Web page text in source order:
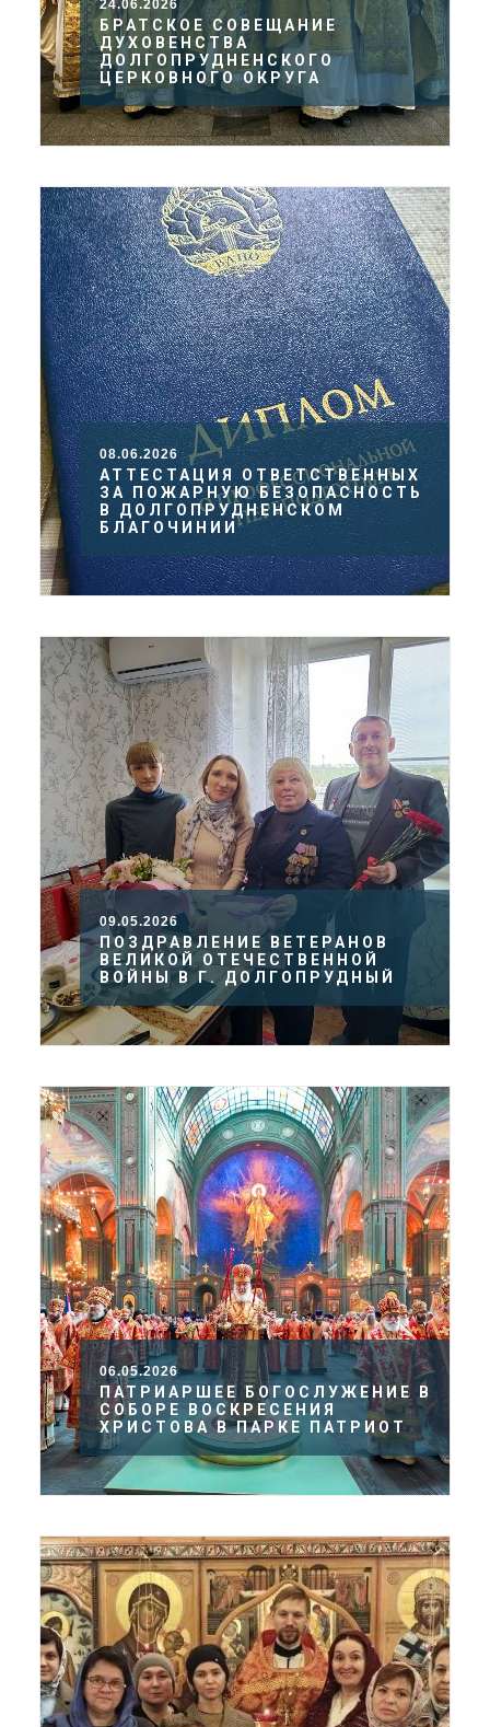
24.06.2026
БРАТСКОЕ СОВЕЩАНИЕ
ДУХОВЕНСТВА
ДОЛГОПРУДНЕНСКОГО
ЦЕРКОВНОГО ОКРУГА
08.06.2026
АТТЕСТАЦИЯ ОТВЕТСТВЕННЫХ
ЗА ПОЖАРНУЮ БЕЗОПАСНОСТЬ
В ДОЛГОПРУДНЕНСКОМ
БЛАГОЧИНИИ
09.05.2026
ПОЗДРАВЛЕНИЕ ВЕТЕРАНОВ
ВЕЛИКОЙ ОТЕЧЕСТВЕННОЙ
ВОЙНЫ В Г. ДОЛГОПРУДНЫЙ
06.05.2026
ПАТРИАРШЕЕ БОГОСЛУЖЕНИЕ В
СОБОРЕ ВОСКРЕСЕНИЯ
ХРИСТОВА В ПАРКЕ ПАТРИОТ